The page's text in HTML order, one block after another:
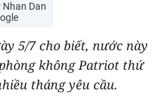
Nhan Dan
5/7 cho biết, nước này
không Patriot thứ
tháng yêu cầu.